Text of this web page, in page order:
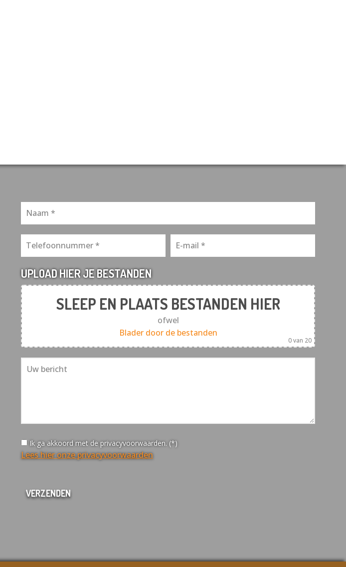
UPLOAD HIER JE BESTANDEN
SLEEP EN PLAATS BESTANDEN HIER
ofwel
Blader door de bestanden
0van 20
Ik ga akkoord met de privacyvoorwaarden. (*)
Lees hier onze privacyvoorwaarden